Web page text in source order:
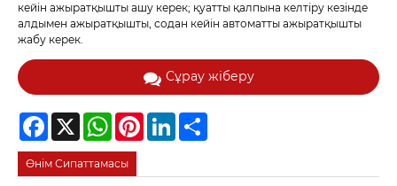
кейін ажыратқышты ашу керек; қуатты қалпына келтіру кезінде
алдымен ажыратқышты, содан кейін автоматты ажыратқышты
жабу керек.
Сұрау жіберу
Facebook
X WhatsAppPinterestLinkedIn
Өнім Сипаттамасы